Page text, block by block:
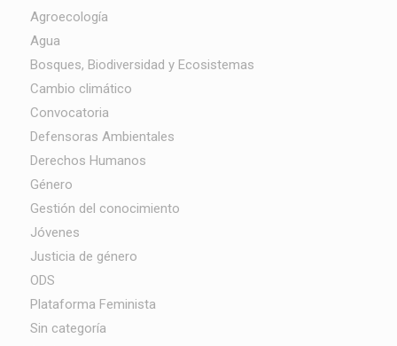
Agroecología
Agua
Bosques, Biodiversidad y Ecosistemas
Cambio climático
Convocatoria
Defensoras Ambientales
Derechos Humanos
Género
Gestión del conocimiento
Jóvenes
Justicia de género
ODS
Plataforma Feminista
Sin categoría